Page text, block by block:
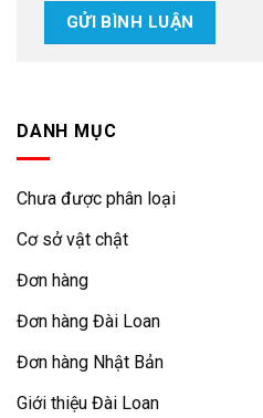
DANH MỤC
Chưa được phân loại
Cơ sở vật chật
Đơn hàng
Đơn hàng Đài Loan
Đơn hàng Nhật Bản
Giới thiệu Đài Loan